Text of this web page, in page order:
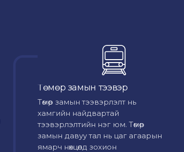
Төмөр замын тээвэр
Төмөр замын тээвэрлэлт нь
хамгийн найдвартай
тээвэрлэлтийн нэг юм. Төмөр
замын давуу тал нь цаг агаарын
ямарч нөхцөлд зохион